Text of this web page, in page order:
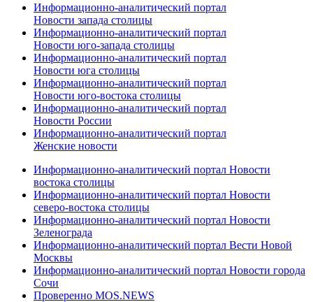
Информационно-аналитический портал
Новости запада столицы
Информационно-аналитический портал
Новости юго-запада столицы
Информационно-аналитический портал
Новости юга столицы
Информационно-аналитический портал
Новости юго-востока столицы
Информационно-аналитический портал
Новости России
Информационно-аналитический портал
Женские новости
Информационно-аналитический портал Новости
востока столицы
Информационно-аналитический портал Новости
северо-востока столицы
Информационно-аналитический портал Новости
Зеленограда
Информационно-аналитический портал Вести Новой
Москвы
Информационно-аналитический портал Новости города
Сочи
Проверенно MOS.NEWS